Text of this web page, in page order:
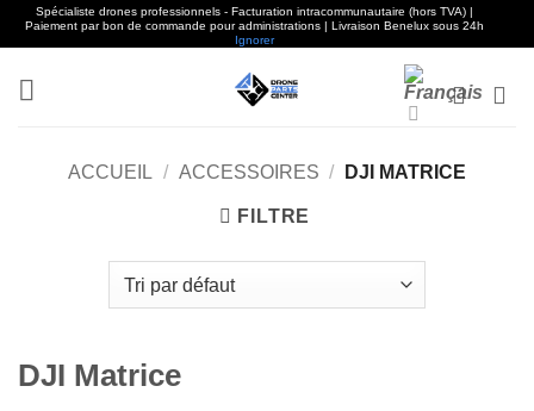
Spécialiste drones professionnels - Facturation intracommunautaire (hors TVA) |
Paiement par bon de commande pour administrations | Livraison Benelux sous 24h
Ignorer
ACCUEIL / ACCESSOIRES / DJI MATRICE
FILTRE
DJI Matrice